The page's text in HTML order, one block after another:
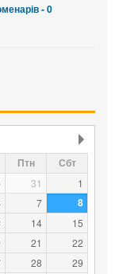
- 0
Птн Сбт
31
1
7 8
14
15
21
22
28
29